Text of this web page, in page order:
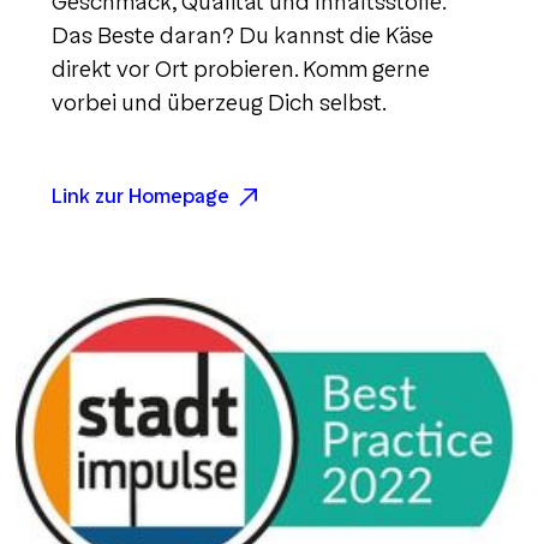
Das Beste daran? Du kannst die Käse
direkt vor Ort probieren. Komm gerne
vorbei und überzeug Dich selbst.
Link zur Homepage